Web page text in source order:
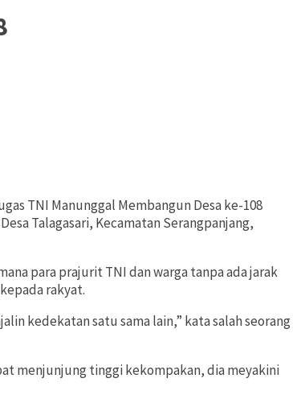
TNI Manunggal Membangun Desa ke-108
Talagasari, Kecamatan Serangpanjang,
para prajurit TNI dan warga tanpa ada jarak
rakyat.
kedekatan satu sama lain,” kata salah seorang
menjunjung tinggi kekompakan, dia meyakini